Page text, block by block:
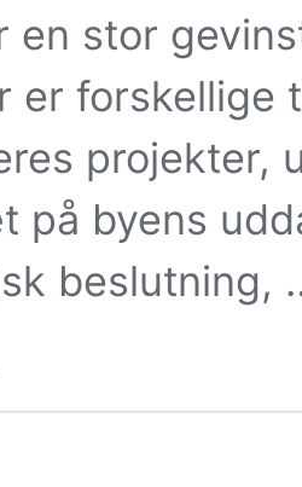
en stor
er forskellige
projekter,
på byens